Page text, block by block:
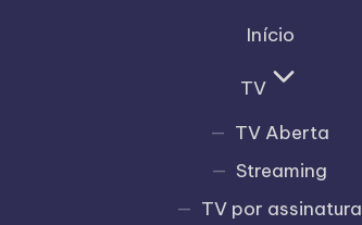
Início
TV
TV Aberta
Streaming
TV por assinatura